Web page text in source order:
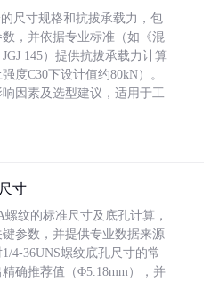
尺寸规格和抗拔承载力，包
，并依据专业标准（如《混
145）提供抗拔承载力计算
度C30下设计值约80kN）。
因素及选型建议，适用于工
寸
纹的标准尺寸及底孔计算，
参数，并提供专业数据来源
4-36UNS螺纹底孔尺寸的常
确推荐值（Φ5.18mm），并